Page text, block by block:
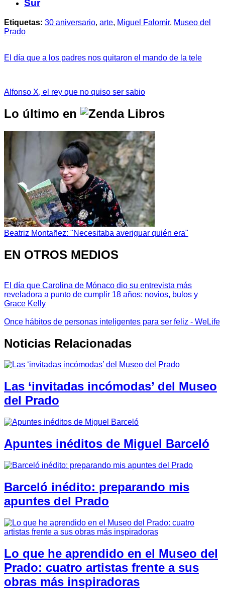
Sur
Etiquetas: 30 aniversario, arte, Miguel Falomir, Museo del
Prado
El día que a los padres nos quitaron el mando de la tele
Alfonso X, el rey que no quiso ser sabio
Lo último en
Beatriz Montañez: "Necesitaba averiguar quién era"
EN OTROS MEDIOS
El día que Carolina de Mónaco dio su entrevista más
reveladora a punto de cumplir 18 años: novios, bulos y
Grace Kelly
Once hábitos de personas inteligentes para ser feliz - WeLife
Noticias Relacionadas
Las ‘invitadas incómodas’ del Museo
del Prado
Apuntes inéditos de Miguel Barceló
Barceló inédito: preparando mis
apuntes del Prado
Lo que he aprendido en el Museo del
Prado: cuatro artistas frente a sus
obras más inspiradoras